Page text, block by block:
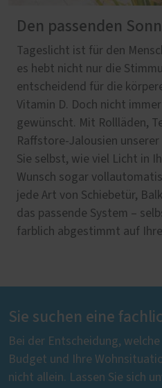
Den passenden
Tageslicht ist für den
es hebt nicht nur die
entscheidend für die
Vitamin D. Doch nicht
gewünscht. Mit Rollläden,
Raffstore-Jalousien
Sie selbst, wie viel Licht in
Wunsch sogar
jede Art von Schiebetür,
das passende System –
farblich abgestimmt auf
Sie suchen eine
Bei der Entscheidung,
Budget und Ihre
nicht allein. Lassen Sie sich